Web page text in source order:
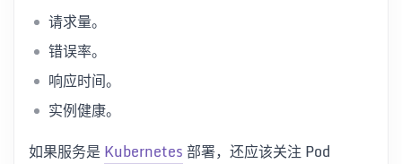
请求量。
错误率。
响应时间。
实例健康。
如果服务是Kubernetes部署，还应该关注 Pod